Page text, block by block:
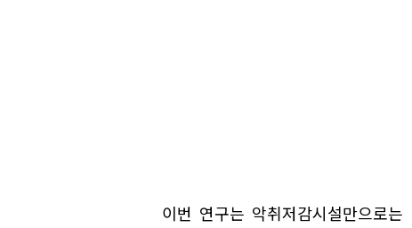
이번 연구는 악취저감시설만으로